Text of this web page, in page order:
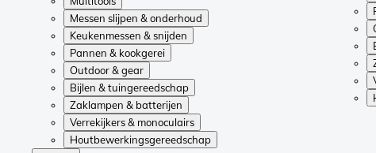
Messen slijpen & onderhoud
Keukenmessen & snijden
Pannen & kookgerei
Outdoor & gear
Bijlen & tuingereedschap
Zaklampen & batterijen
Verrekijkers & monoculairs
Houtbewerkingsgereedschap